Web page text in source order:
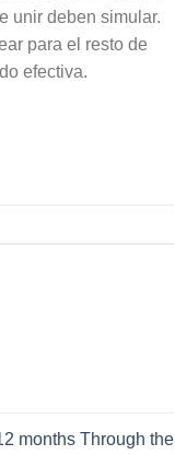
unir deben simular.
para el resto de
efectiva.
months Through the